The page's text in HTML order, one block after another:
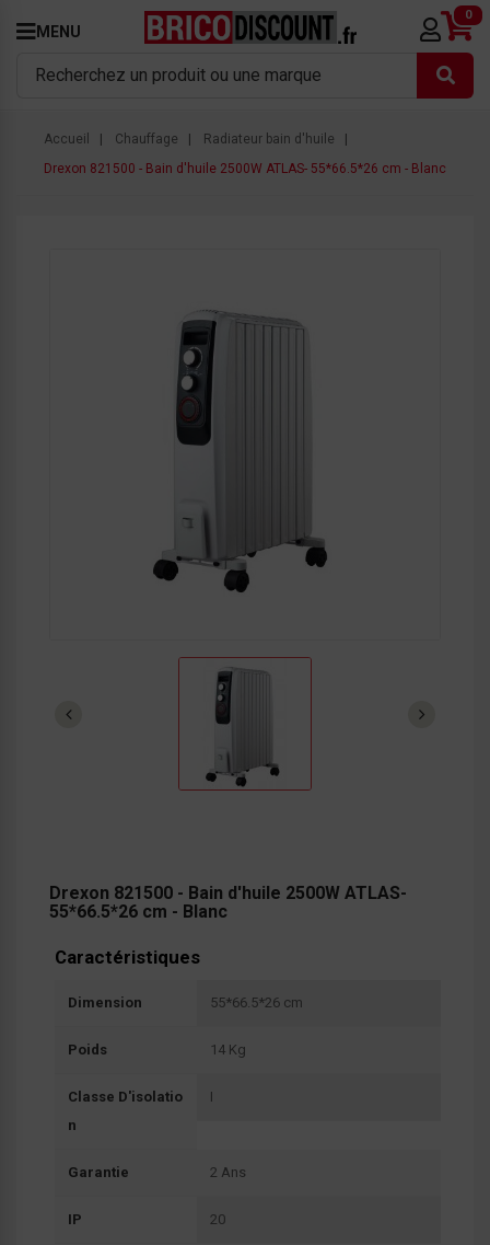
MENU
0
Accueil Chauffage
Radiateur bain d'huile
Drexon 821500 - Bain d'huile 2500W ATLAS- 55*66.5*26 cm - Blanc
Drexon 821500 - Bain d'huile 2500W ATLAS-
55*66.5*26 cm - Blanc
Caractéristiques
Dimension 55*66.5*26 cm
Poids 14 Kg
Classe D'isolatio
N
I
Garantie 2 Ans
IP 20